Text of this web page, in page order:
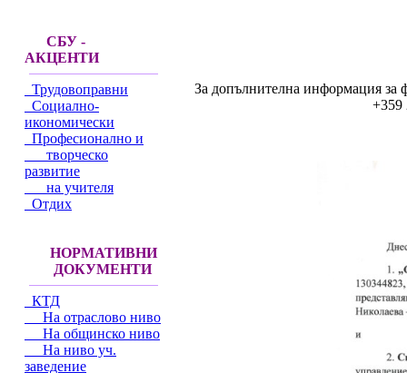
СБУ -
АКЦЕНТИ
Трудовоправни
Социално-
икономически
Професионално и
творческо
развитие
на учителя
Отдих
НОРМАТИВНИ
ДОКУМЕНТИ
КТД
На отраслово ниво
На общинско ниво
На ниво уч.
заведение
За допълнителна информация за
+359